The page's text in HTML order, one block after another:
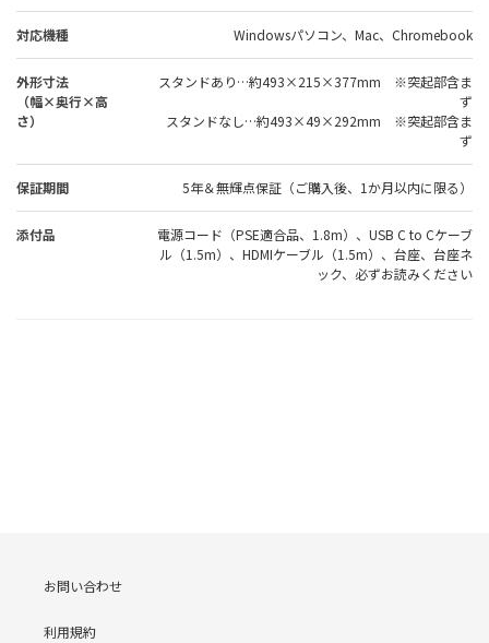
対応機種 Windowsパソコン、Mac、Chromebook
外形寸法
（幅×奥行×高
さ）
スタンドあり…約493×215×377mm ※突起部含ま
ず
スタンドなし…約493×49×292mm ※突起部含ま
ず
保証期間 5年＆無輝点保証（ご購入後、1か月以内に限る）
添付品
電源コード（PSE適合品、1.8m）、USB C to Cケーブ
ル（1.5m）、HDMIケーブル（1.5m）、台座、台座ネ
ック、必ずお読みください
お問い合わせ
利用規約